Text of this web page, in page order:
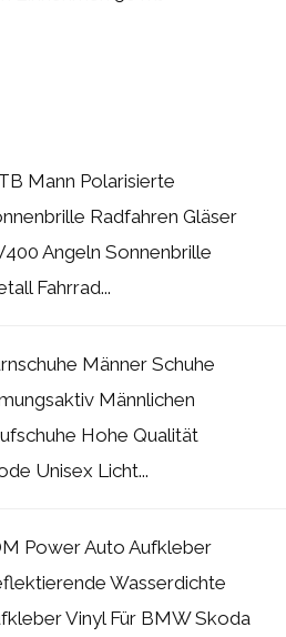
Mann Polarisierte
Radfahren Gläser
Angeln Sonnenbrille
Fahrrad...
Männer Schuhe
Männlichen
Hohe Qualität
Unisex Licht...
Power Auto Aufkleber
Wasserdichte
Vinyl Für BMW Skoda